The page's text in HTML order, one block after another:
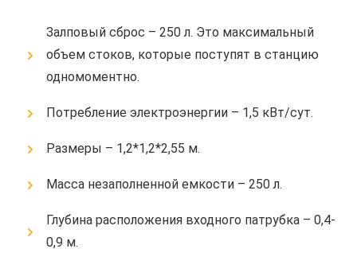
Залповый сброс – 250 л. Это максимальный
объем стоков, которые поступят в станцию
одномоментно.
Потребление электроэнергии – 1,5 кВт/сут.
Размеры – 1,2*1,2*2,55 м.
Масса незаполненной емкости – 250 л.
Глубина расположения входного патрубка – 0,4-
0,9 м.